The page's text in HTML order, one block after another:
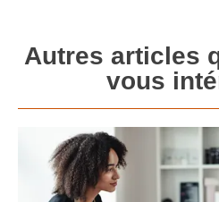
Autres articles
vous